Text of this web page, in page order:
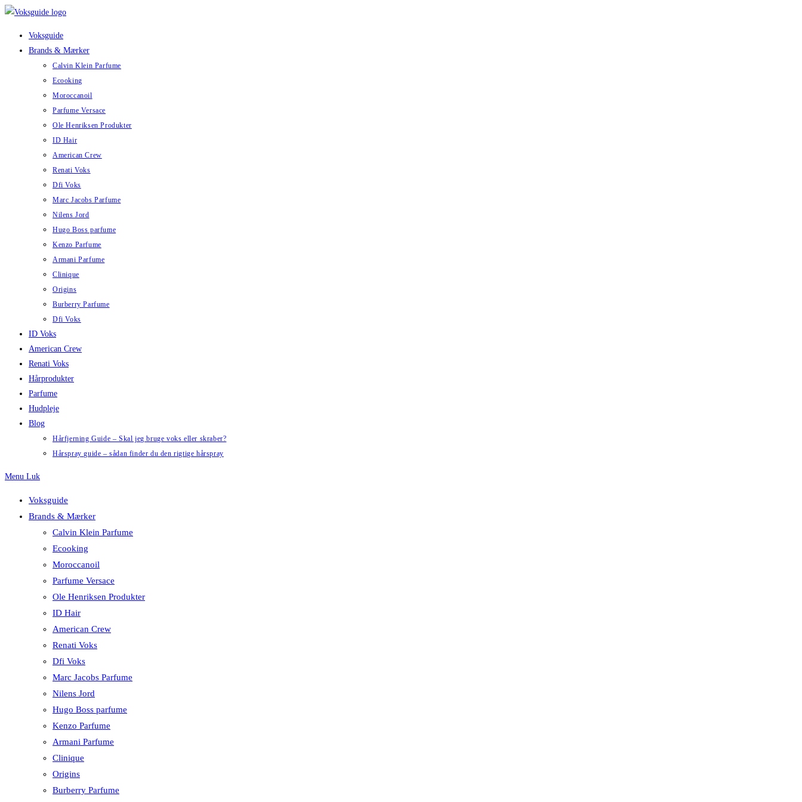
Skip
Voksguide
Brands & Mærker
Calvin Klein Parfume
Ecooking
Moroccanoil
Parfume Versace
Ole Henriksen Produkter
ID Hair
American Crew
Renati Voks
Dfi Voks
Marc Jacobs Parfume
Nilens Jord
Hugo Boss parfume
Kenzo Parfume
Armani Parfume
Clinique
Origins
Burberry Parfume
Dfi Voks
ID Voks
American Crew
Renati Voks
Hårprodukter
Parfume
Hudpleje
Blog
Hårfjerning Guide – Skal jeg bruge voks eller skraber?
Hårspray guide – sådan finder du den rigtige hårspray
Menu Luk
Voksguide
Brands & Mærker
Calvin Klein Parfume
Ecooking
Moroccanoil
Parfume Versace
Ole Henriksen Produkter
ID Hair
American Crew
Renati Voks
Dfi Voks
Marc Jacobs Parfume
Nilens Jord
Hugo Boss parfume
Kenzo Parfume
Armani Parfume
Clinique
Origins
Burberry Parfume